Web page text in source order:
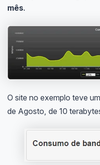
mês.
O site no exemplo teve
de Agosto, de 10